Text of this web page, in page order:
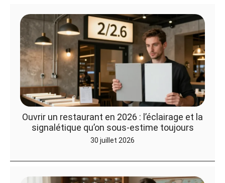
Ouvrir un restaurant en 2026 : l’éclairage et la
signalétique qu’on sous-estime toujours
30 juillet 2026